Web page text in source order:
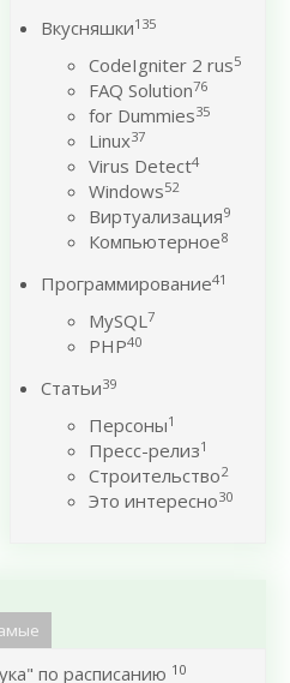
Вкусняшки135
CodeIgniter 2 rus5
FAQ Solution76
for Dummies35
Linux37
Virus Detect4
Windows52
Виртуализация9
Компьютерное8
Программирование41
MySQL7
PHP40
Статьи39
Персоны1
Пресс-релиз1
Строительство2
Это интересно30
по расписанию 10